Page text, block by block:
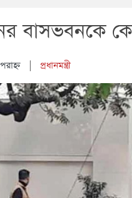
বাসভবনকে
| প্রধানমন্ত্রী